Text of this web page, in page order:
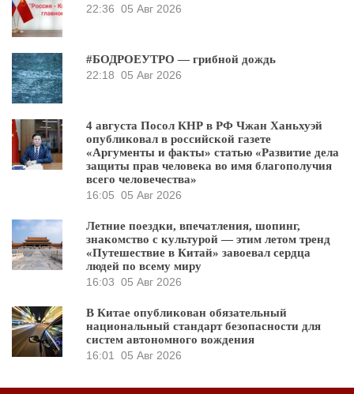
22:36 05 Авг 2026
#БОДРОЕУТРО — грибной дождь
22:18 05 Авг 2026
4 августа Посол КНР в РФ Чжан Ханьхуэй
опубликовал в российской газете
«Аргументы и факты» статью «Развитие дела
защиты прав человека во имя благополучия
всего человечества»
16:05 05 Авг 2026
Летние поездки, впечатления, шопинг,
знакомство с культурой — этим летом тренд
«Путешествие в Китай» завоевал сердца
людей по всему миру
16:03 05 Авг 2026
В Китае опубликован обязательный
национальный стандарт безопасности для
систем автономного вождения
16:01
05 Авг 2026